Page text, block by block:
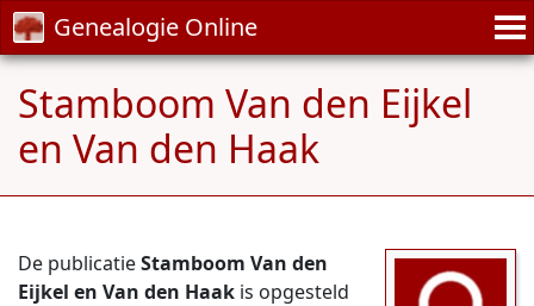
Genealogie Online
Stamboom Van den Eijkel
en Van den Haak
De publicatieStamboom Van den
Eijkel en Van den Haak is opgesteld